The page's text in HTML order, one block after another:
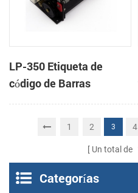
LP-350 Etiqueta de
código de Barras
Impresora Mecanismo
1 2 3 4
Un total de
Categorías